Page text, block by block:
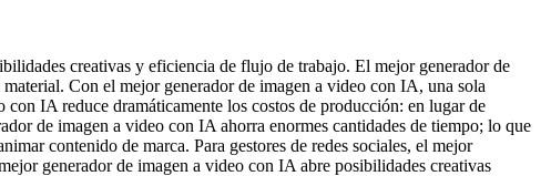
creativas y eficiencia de flujo de trabajo. El mejor generador de
Con el mejor generador de imagen a video con IA, una sola
IA reduce dramáticamente los costos de producción: en lugar de
de imagen a video con IA ahorra enormes cantidades de tiempo; lo que
contenido de marca. Para gestores de redes sociales, el mejor
generador de imagen a video con IA abre posibilidades creativas